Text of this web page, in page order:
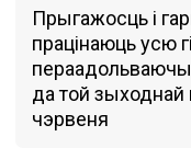
Прыгажосць і
працінаюць усю
пераадольваючы
да той зыходнай
чэрвеня